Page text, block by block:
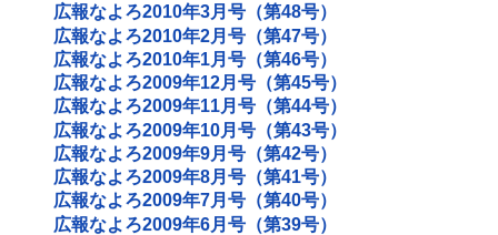
広報なよろ2010年3月号（第48号）
広報なよろ2010年2月号（第47号）
広報なよろ2010年1月号（第46号）
広報なよろ2009年12月号（第45号）
広報なよろ2009年11月号（第44号）
広報なよろ2009年10月号（第43号）
広報なよろ2009年9月号（第42号）
広報なよろ2009年8月号（第41号）
広報なよろ2009年7月号（第40号）
広報なよろ2009年6月号（第39号）